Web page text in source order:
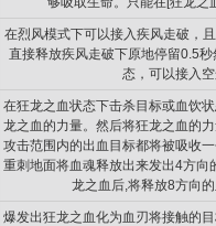
在烈风模式下可以接入疾风走破，
直接释放疾风走破下原地停留0.5
态，可以接入
在狂龙之血状态下击杀目标或血饮
龙之血的力量。然后将狂龙之血的
攻击范围内的出血目标都将被吸收
重刺地面将血魂释放出来发出4方向
龙之血后,将释放8方向
爆发出狂龙之血化为血刃将接触的